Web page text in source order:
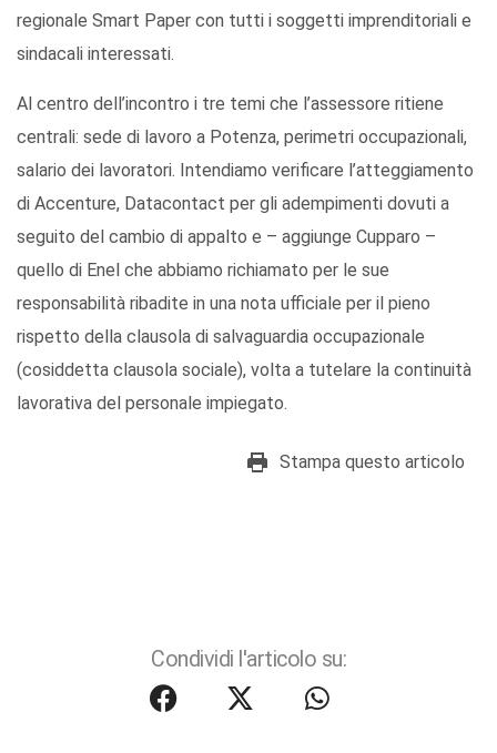
regionale Smart Paper con tutti i soggetti imprenditoriali e
sindacali interessati.
Al centro dell’incontro i tre temi che l’assessore ritiene
centrali: sede di lavoro a Potenza, perimetri occupazionali,
salario dei lavoratori. Intendiamo verificare l’atteggiamento
di Accenture, Datacontact per gli adempimenti dovuti a
seguito del cambio di appalto e – aggiunge Cupparo –
quello di Enel che abbiamo richiamato per le sue
responsabilità ribadite in una nota ufficiale per il pieno
rispetto della clausola di salvaguardia occupazionale
(cosiddetta clausola sociale), volta a tutelare la continuità
lavorativa del personale impiegato.
Stampa questo articolo
Condividi l'articolo su: